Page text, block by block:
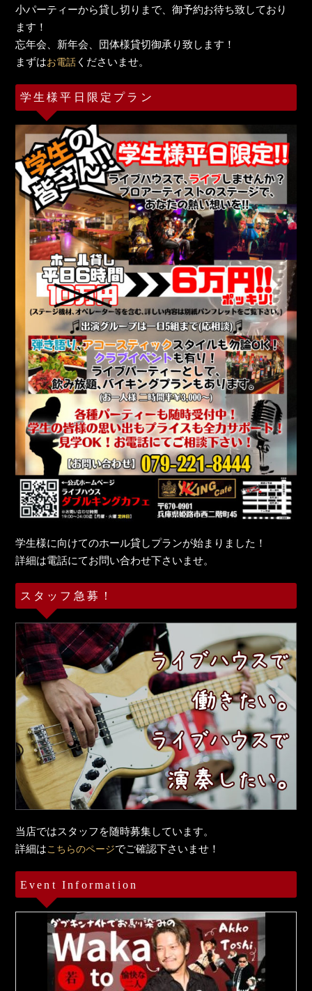
小パーティーから貸し切りまで、御予約お待ち致しており
ます！
忘年会、新年会、団体様貸切御承り致します！
まずはお電話 くださいませ。
学生様平日限定プラン
学生様に向けてのホール貸しプランが始まりました！
詳細は電話にてお問い合わせ下さいませ。
スタッフ急募！
当店ではスタッフを随時募集しています。
詳細はこちらのページでご確認下さいませ！
Event Information